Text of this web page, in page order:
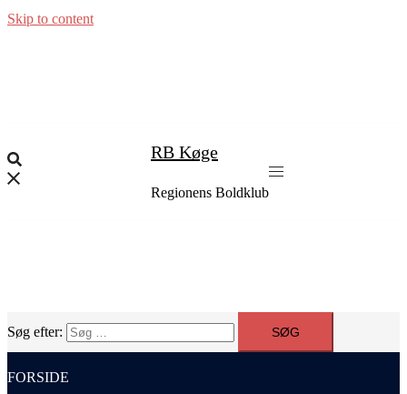
Skip to content
RB Køge
Regionens Boldklub
Søg efter:
FORSIDE